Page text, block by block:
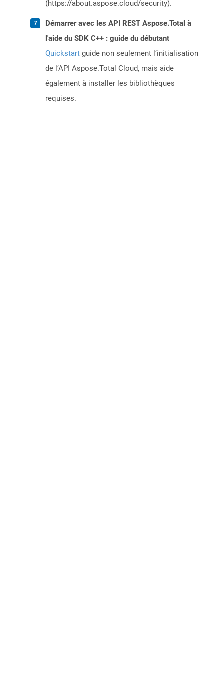
(https://about.aspose.cloud/security).
Démarrer avec les API REST Aspose.Total à
l'aide du SDK C++ : guide du débutant
Quickstart guide non seulement l’initialisation
de l’API Aspose.Total Cloud, mais aide
également à installer les bibliothèques
requises.